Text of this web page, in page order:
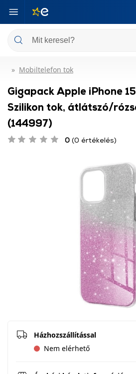
Mobiltelefon tok
Gigapack Apple iPhone
Szilikon tok, átlátszó/
(144997)
0 (0 értékelés)
Házhozszállítással
Nem elérhető